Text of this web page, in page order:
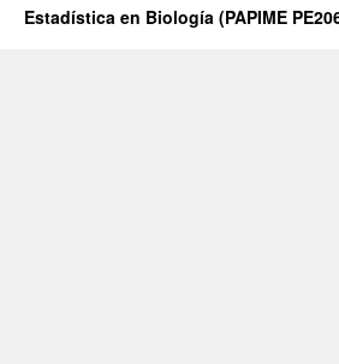
Estadística en Biología (PAPIME